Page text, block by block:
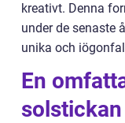
kreativt. Denna
under de senaste
unika och
En